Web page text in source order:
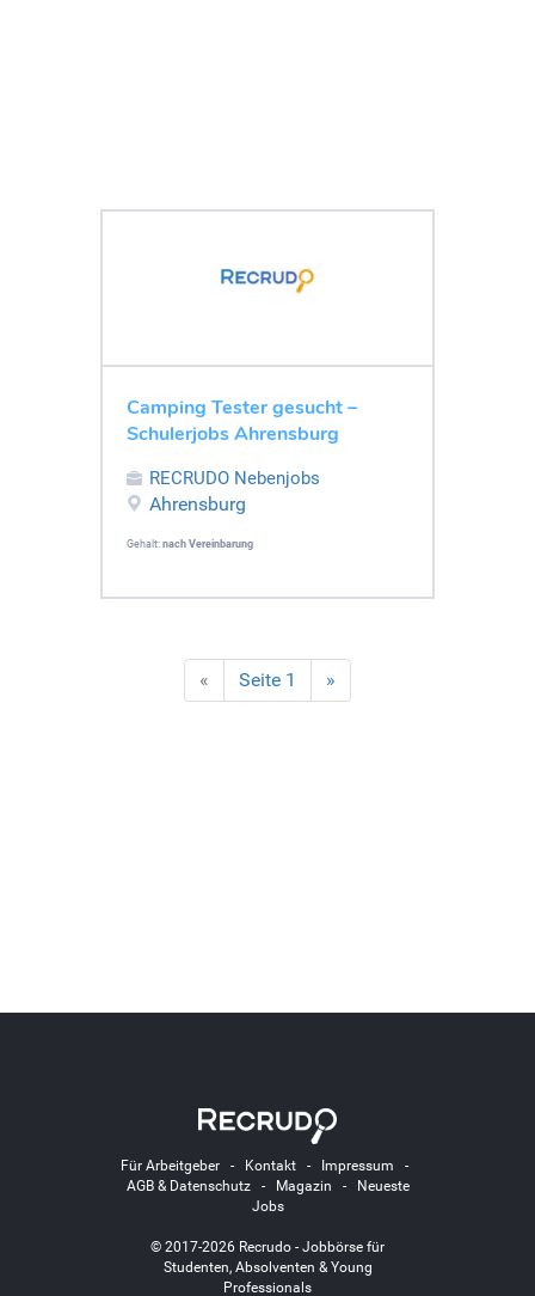
Camping Tester gesucht –
Schulerjobs Ahrensburg
RECRUDO Nebenjobs
Ahrensburg
Gehalt: nach Vereinbarung
« Seite 1 »
Für Arbeitgeber- Kontakt- Impressum -
AGB & Datenschutz- Magazin -
Neueste
Jobs
© 2017-2026 Recrudo - Jobbörse für
Studenten, Absolventen & Young
Professionals